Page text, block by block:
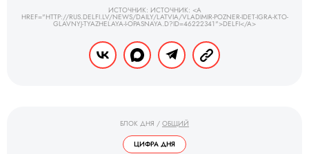
ИСТОЧНИК: ИСТОЧНИК: <A
HREF="HTTP://RUS.DELFI.LV/NEWS/DAILY/LATVIA/VLADIMIR-POZNER-IDET-IGRA-KTO-
GLAVNYJ-TYAZHELAYA-I-OPASNAYA.D?ID=46222341">DELFI</A>
БЛОК ДНЯ / ОБЩИЙ
ЦИФРА ДНЯ